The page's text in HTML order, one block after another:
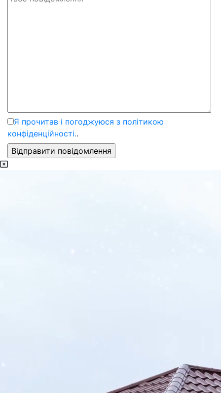
Я прочитав і погоджуюся з політикою
конфіденційності..